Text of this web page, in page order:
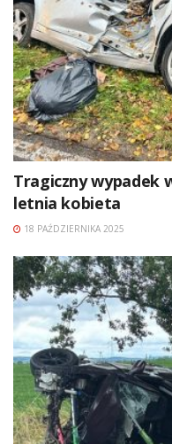
Tragiczny wypadek
letnia kobieta
18 PAŹDZIERNIKA 2025